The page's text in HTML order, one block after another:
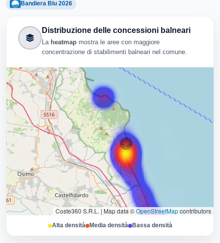
Bandiera Blu 2026
Distribuzione delle concessioni balneari
La heatmap mostra le aree con maggiore
concentrazione di stabilimenti balneari nel comune.
Coste360 S.R.L. | Map data ©OpenStreetMapcontributors
Alta densità Media densità Bassa densità